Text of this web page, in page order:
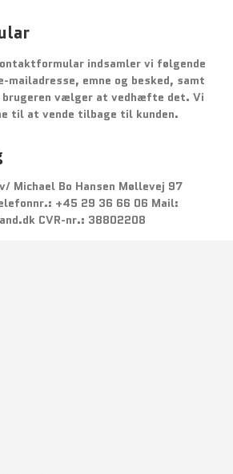
indsamler vi følgende
mailadresse, emne og besked, samt
vælger at vedhæfte det. Vi
til at vende tilbage til kunden.
Michael Bo Hansen Møllevej 97
+45 29 36 66 06 Mail:
CVR-nr.: 38802208